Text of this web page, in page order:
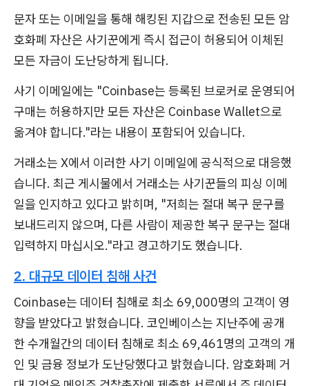
문자 또는 이메일을 통해 해킹된 지갑으로 전송된 모든 암
호화폐 자산은 사기꾼에게 즉시 접근이 허용되어 이체된
모든 자금이 도난당하게 됩니다.
사기 이메일에는 "Coinbase는 등록된 브로커로 운영되어
구매는 허용하지만 모든 자산은 Coinbase Wallet으로
옮겨야 합니다."라는 내용이 포함되어 있습니다.
거래소는 X에서 이러한 사기 이메일에 공식적으로 대응했
습니다. 최근 게시물에서 거래소는 사기꾼들의 피싱 이메
일을 인지하고 있다고 밝히며, "저희는 절대 복구 문구를
보내드리지 않으며, 다른 사람이 제공한 복구 문구는 절대
입력하지 마십시오."라고 경고하기도 했습니다.
2. 대규모 데이터 침해 사건
Coinbase는 데이터 침해로 최소 69,000명의 고객이 영
향을 받았다고 밝혔습니다. 코인베이스는 지난주에 공개
한 수개월간의 데이터 침해로 최소 69,461명의 고객의 개
인 및 금융 정보가 도난당했다고 밝혔습니다. 암호화폐 거